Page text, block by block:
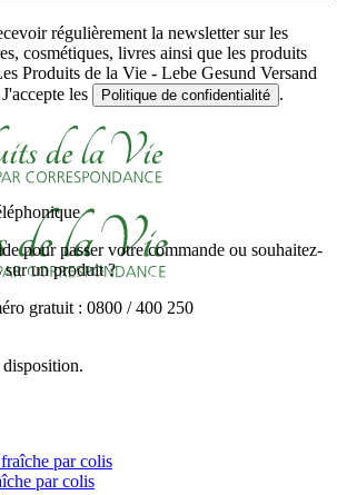
régulièrement la newsletter sur les
cosmétiques, livres ainsi que les produits
Produits de la Vie - Lebe Gesund Versand
les
Politique de confidentialité .
pour passer votre commande ou souhaitez-
sur un produit ?
gratuit : 0800 / 400 250
par colis